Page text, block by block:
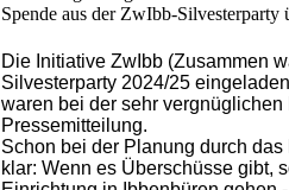
Spende aus der ZwIbb-
Die Initiative ZwIbb (Zusammen
Silvesterparty 2024/25
waren bei der sehr
Pressemitteilung.
Schon bei der Planung durch
klar: Wenn es Überschüsse gibt,